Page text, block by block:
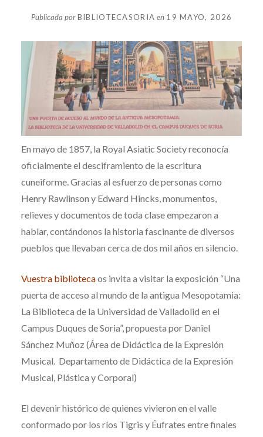
Publicada porBIBLIOTECASORIA en 19 MAYO, 2026
En mayo de 1857, la Royal Asiatic Society reconocía
oficialmente el desciframiento de la escritura
cuneiforme. Gracias al esfuerzo de personas como
Henry Rawlinson y Edward Hincks, monumentos,
relieves y documentos de toda clase empezaron a
hablar, contándonos la historia fascinante de diversos
pueblos que llevaban cerca de dos mil años en silencio.
Vuestra bibliotecaos invita a visitar la exposición “Una
puerta de acceso al mundo de la antigua Mesopotamia:
La Biblioteca de la Universidad de Valladolid en el
Campus Duques de Soria”, propuesta por Daniel
Sánchez Muñoz (Área de Didáctica de la Expresión
Musical. Departamento de Didáctica de la Expresión
Musical, Plástica y Corporal)
El devenir histórico de quienes vivieron en el valle
conformado por los ríos Tigris y Éufrates entre finales